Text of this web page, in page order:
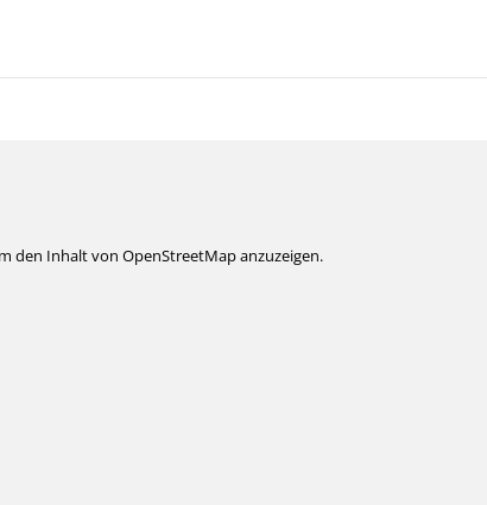
den Inhalt von OpenStreetMap anzuzeigen.